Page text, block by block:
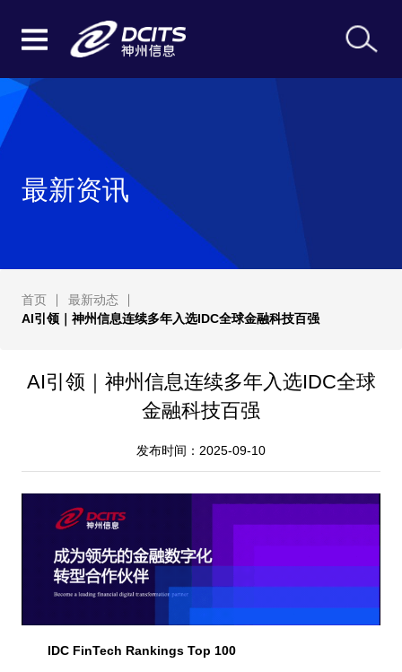
最新资讯
首页
最新动态
AI引领｜神州信息连续多年入选IDC全球金融科技百强
AI引领｜神州信息连续多年入选IDC全球
金融科技百强
发布时间：2025-09-10
IDC FinTech Rankings Top 100